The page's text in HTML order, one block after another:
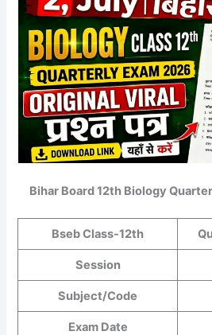
Bihar Board 12th Biology
Bseb Class-12th
Session
Subject/Code
Exam Date